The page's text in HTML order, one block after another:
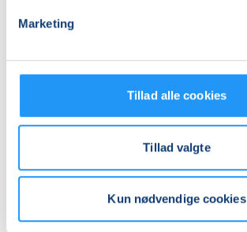
Marketing
Tillad alle cookies
Tillad valgte
Kun nødvendige cookies
Relaterede hold